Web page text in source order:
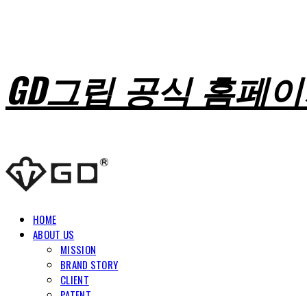
GD그립 공식 홈페
HOME
ABOUT US
MISSION
BRAND STORY
CLIENT